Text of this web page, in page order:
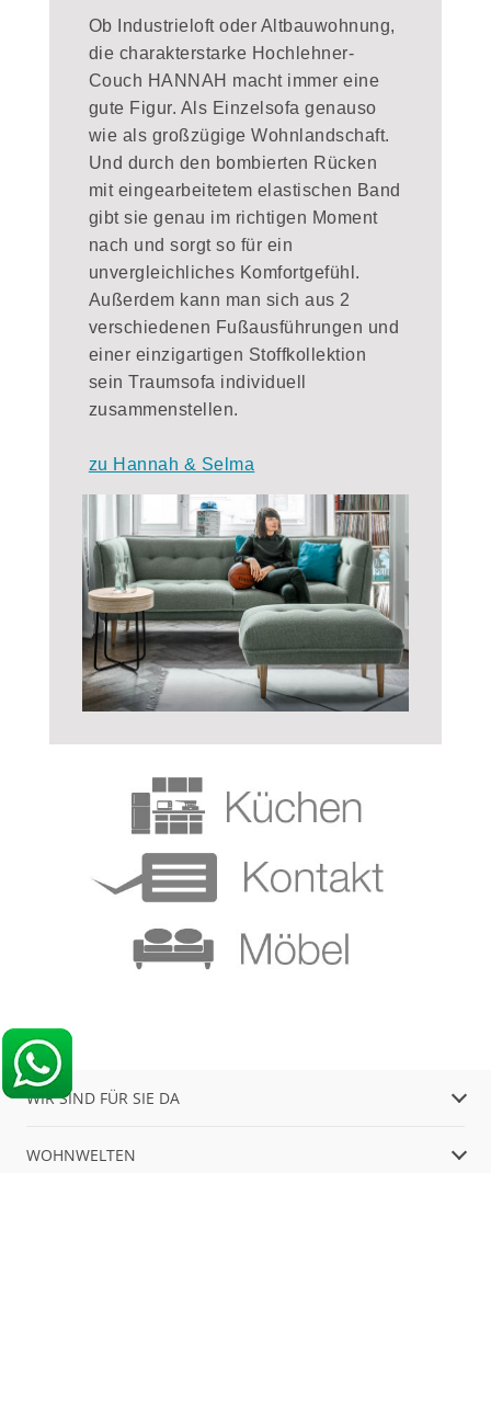
Ob Industrieloft oder Altbauwohnung,
die charakterstarke Hochlehner-
Couch HANNAH macht immer eine
gute Figur. Als Einzelsofa genauso
wie als großzügige Wohnlandschaft.
Und durch den bombierten Rücken
mit eingearbeitetem elastischen Band
gibt sie genau im richtigen Moment
nach und sorgt so für ein
unvergleichliches Komfortgefühl.
Außerdem kann man sich aus 2
verschiedenen Fußausführungen und
einer einzigartigen Stoffkollektion
sein Traumsofa individuell
zusammenstellen.
zu Hannah & Selma
WIR SIND FÜR SIE DA
WOHNWELTEN